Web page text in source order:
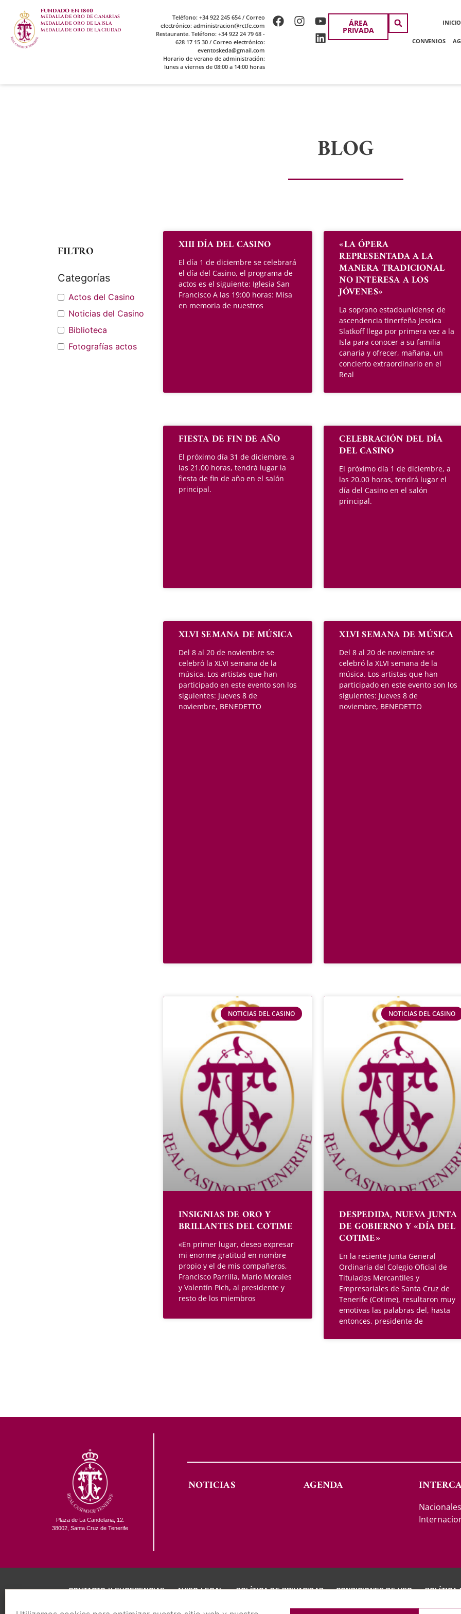
FUNDADO EN 1840
MEDALLA DE ORO DE CANARIAS
MEDALLA DE ORO DE LA ISLA
MEDALLA DE ORO DE LA CIUDAD
Teléfono: +34 922 245 654 / Correo
electrónico: administracion@rctfe.com
Restaurante. Teléfono: +34 922 24 79 68 -
628 17 15 30 / Correo electrónico:
eventoskeda@gmail.com
Horario de verano de administración:
lunes a viernes de 08:00 a 14:00 horas
ÁREA
PRIVADA
INICIO
CONVENIOS
BLOG
FILTRO
Categorías
Actos del Casino
Noticias del Casino
Biblioteca
Fotografías actos
XIII DÍA DEL CASINO
El día 1 de diciembre se celebrará
el día del Casino, el programa de
actos es el siguiente: Iglesia San
Francisco A las 19:00 horas: Misa
en memoria de nuestros
«LA ÓPERA
REPRESENTADA A LA
MANERA TRADICIONAL
NO INTERESA A LOS
JÓVENES»
La soprano estadounidense de
ascendencia tinerfeña Jessica
Slatkoff llega por primera vez a la
Isla para conocer a su familia
canaria y ofrecer, mañana, un
concierto extraordinario en el
Real
FIESTA DE FIN DE AÑO
El próximo día 31 de diciembre, a
las 21.00 horas, tendrá lugar la
fiesta de fin de año en el salón
principal.
CELEBRACIÓN DEL DÍA
DEL CASINO
El próximo día 1 de diciembre, a
las 20.00 horas, tendrá lugar el
día del Casino en el salón
principal.
XLVI SEMANA DE MÚSICA
Del 8 al 20 de noviembre se
celebró la XLVI semana de la
música. Los artistas que han
participado en este evento son los
siguientes: Jueves 8 de
noviembre, BENEDETTO
XLVI SEMANA DE MÚSICA
Del 8 al 20 de noviembre se
celebró la XLVI semana de la
música. Los artistas que han
participado en este evento son los
siguientes: Jueves 8 de
noviembre, BENEDETTO
NOTICIAS DEL CASINO
INSIGNIAS DE ORO Y
BRILLANTES DEL COTIME
«En primer lugar, deseo expresar
mi enorme gratitud en nombre
propio y el de mis compañeros,
Francisco Parrilla, Mario Morales
y Valentín Pich, al presidente y
resto de los miembros
NOTICIAS DEL CASINO
DESPEDIDA, NUEVA JUNTA
DE GOBIERNO Y «DÍA DEL
COTIME»
En la reciente Junta General
Ordinaria del Colegio Oficial de
Titulados Mercantiles y
Empresariales de Santa Cruz de
Tenerife (Cotime), resultaron muy
emotivas las palabras del, hasta
entonces, presidente de
Plaza de La Candelaria, 12.
38002, Santa Cruz de Tenerife
NOTICIAS AGENDA
CONTACTO Y SUGERENCIAS AVISO LEGAL POLÍTICA DE PRIVACIDAD CONDICIONES DE USO POLÍTICA